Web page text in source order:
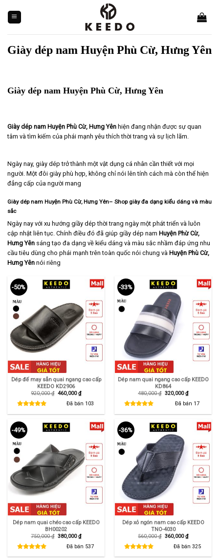
content
Giày dép nam Huyện Phù Cừ, Hưng Yên
Giày dép nam Huyện Phù Cừ, Hưng Yên
Giày dép nam Huyện Phù Cừ, Hưng Yên hiện đang nhận được sự quan
tâm và tìm kiếm của phái mạnh yêu thích thời trang và sự lịch lãm.
Ngày nay, giày dép trở thành một vật dụng cá nhân cần thiết với mọi
người. Một đôi giày phù hợp, không chỉ nói lên tính cách mà còn thể hiện
đẳng cấp của người mang
Giày dép nam Huyện Phù Cừ, Hưng Yên– Shop giày đa dạng kiểu dáng và màu
sắc
Ngày nay với xu hướng giầy dép thời trang ngày một phát triển và luôn
cập nhật liên tục. Chính điều đó đã giúp giầy dép nam Huyện Phừ Cừ,
Hưng Yên sáng tạo đa dạng về kiểu dáng và màu sắc nhầm đáp ứng nhu
cầu tiêu dùng cho phái mạnh trên toàn quốc nói chung và Huyện Phù Cừ,
Hưng Yên nói riêng
-50%
Dép đế may sẵn quai ngang cao cấp
KEEDO KD2906
920,000₫ Giá
460,000₫Giá
hiện
tại
Đã bán 103
-33%
Dép nam quai ngang cao cấp KEEDO
KD864
480,000₫ Giá
320,000₫Giá
hiện
tại
Đã bán 17
-49%
Dép nam quai chéo cao cấp KEEDO
BH00202
750,000₫ Giá
750,000 ₫.
380,000₫Giá
hiện
tại
là:
380,000 ₫.
Đã bán 537
-36%
Dép xỏ ngón nam cao cấp KEEDO
TNO-4030
560,000₫ Giá
560,000 ₫.
360,000₫Giá
hiện
tại
là:
360,000 ₫.
Đã bán 325